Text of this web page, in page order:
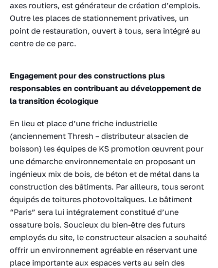
axes routiers, est générateur de création d’emplois.
Outre les places de stationnement privatives, un
point de restauration, ouvert à tous, sera intégré au
centre de ce parc.
Engagement pour des constructions plus
responsables en contribuant au développement de
la transition écologique
En lieu et place d’une friche industrielle
(anciennement Thresh – distributeur alsacien de
boisson) les équipes de KS promotion œuvrent pour
une démarche environnementale en proposant un
ingénieux mix de bois, de béton et de métal dans la
construction des bâtiments. Par ailleurs, tous seront
équipés de toitures photovoltaïques. Le bâtiment
“Paris” sera lui intégralement constitué d’une
ossature bois. Soucieux du bien-être des futurs
employés du site, le constructeur alsacien a souhaité
offrir un environnement agréable en réservant une
place importante aux espaces verts au sein des